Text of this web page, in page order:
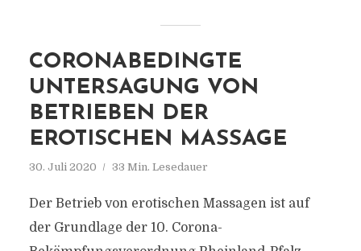
CORONABEDINGTE
UNTERSAGUNG VON
BETRIEBEN DER
EROTISCHEN MASSAGE
30. Juli 2020 33 Min. Lesedauer
Der Betrieb von erotischen Massagen ist auf
der Grundlage der 10. Corona-